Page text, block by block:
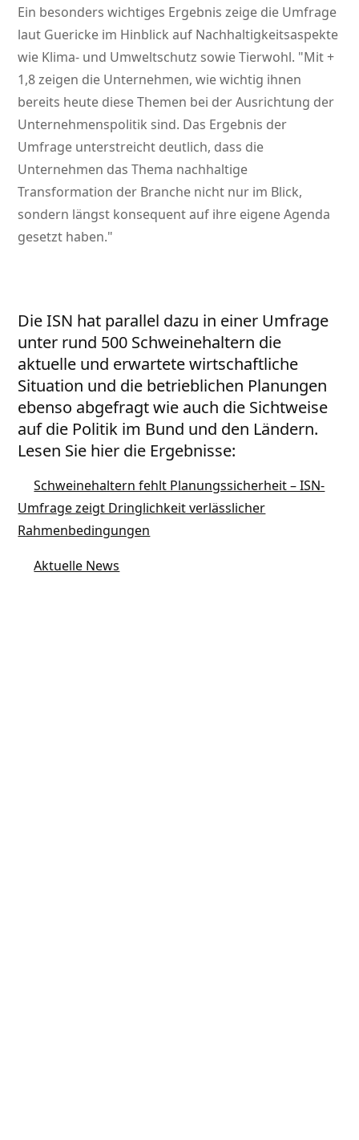
Ein besonders wichtiges Ergebnis zeige die Umfrage
laut Guericke im Hinblick auf Nachhaltigkeitsaspekte
wie Klima- und Umweltschutz sowie Tierwohl. Mit +
1,8 zeigen die Unternehmen, wie wichtig ihnen
bereits heute diese Themen bei der Ausrichtung der
Unternehmenspolitik sind. Das Ergebnis der
Umfrage unterstreicht deutlich, dass die
Unternehmen das Thema nachhaltige
Transformation der Branche nicht nur im Blick,
sondern längst konsequent auf ihre eigene Agenda
gesetzt haben.
Die ISN hat parallel dazu in einer Umfrage
unter rund 500 Schweinehaltern die
aktuelle und erwartete wirtschaftliche
Situation und die betrieblichen Planungen
ebenso abgefragt wie auch die Sichtweise
auf die Politik im Bund und den Ländern.
Lesen Sie hier die Ergebnisse:
Schweinehaltern fehlt Planungssicherheit – ISN-
Umfrage zeigt Dringlichkeit verlässlicher
Rahmenbedingungen
Aktuelle News